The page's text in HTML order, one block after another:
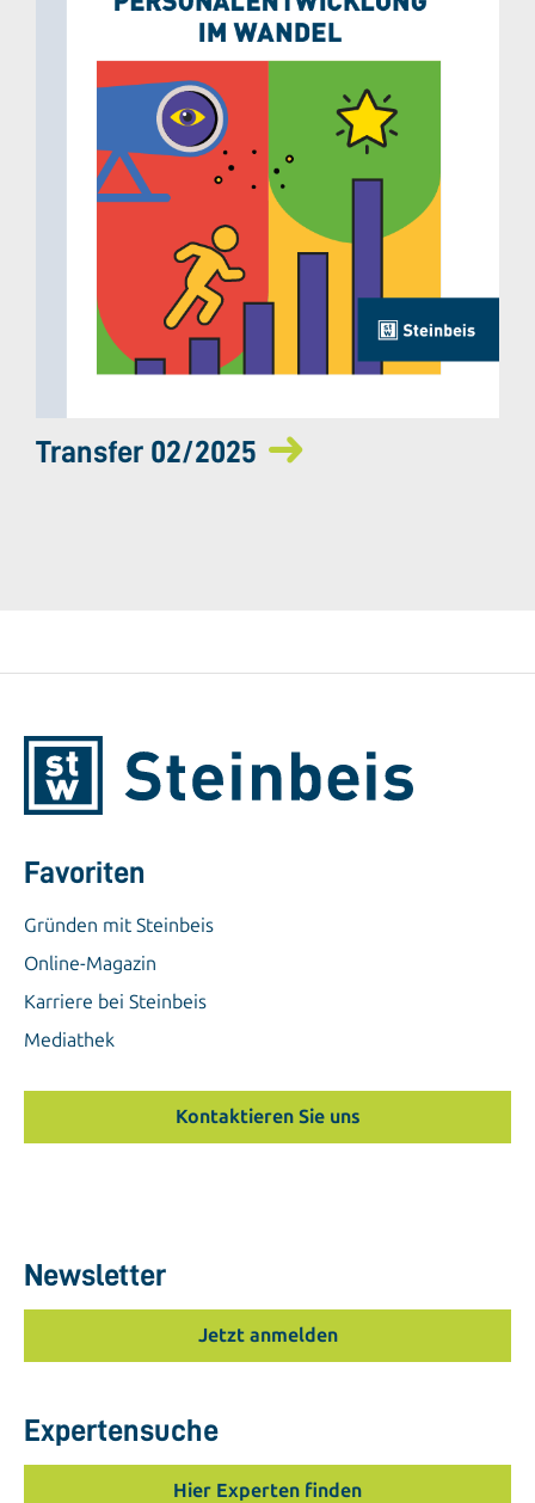
Transfer 02/2025
Favoriten
Gründen mit Steinbeis
Online-Magazin
Karriere bei Steinbeis
Mediathek
Kontaktieren Sie uns
Newsletter
Jetzt anmelden
Expertensuche
Hier Experten finden